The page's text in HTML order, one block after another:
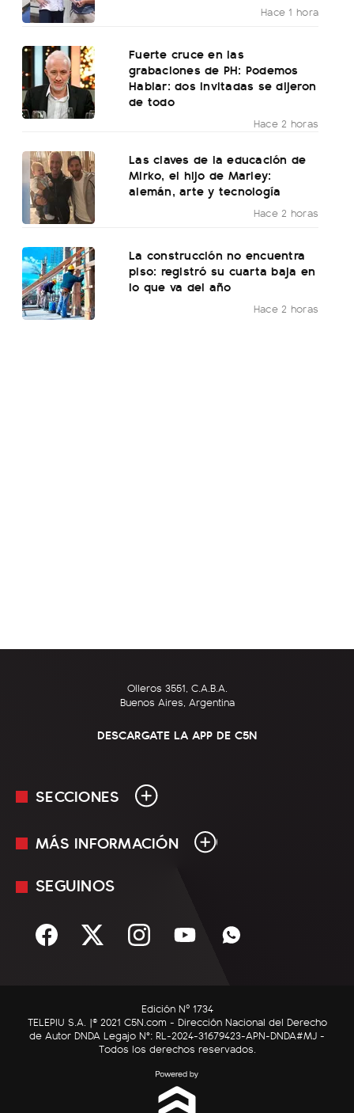
Hace 1 hora
Fuerte cruce en las
grabaciones de PH: Podemos
Hablar: dos invitadas se dijeron
de todo
Hace 2 horas
Las claves de la educación de
Mirko, el hijo de Marley:
alemán, arte y tecnología
Hace 2 horas
La construcción no encuentra
piso: registró su cuarta baja en
lo que va del año
Hace 2 horas
Olleros 3551, C.A.B.A.
Buenos Aires, Argentina
DESCARGATE LA APP DE C5N
SECCIONES
En Vivo
Sociedad
C5N Autos
RatingCero
MÁS INFORMACIÓN
Mediakit
Términos y condiciones
SEGUINOS
Edición Nº 1734
TELEPIU S.A. |© 2021 C5N.com - Dirección Nacional del Derecho
de Autor DNDA Legajo N°: RL-2024-31679423-APN-DNDA#MJ -
Todos los derechos reservados.